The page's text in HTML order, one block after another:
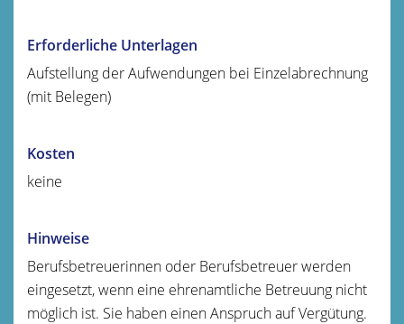
Erforderliche Unterlagen
Aufstellung der Aufwendungen bei Einzelabrechnung
(mit Belegen)
Kosten
keine
Hinweise
Berufsbetreuerinnen oder Berufsbetreuer werden
eingesetzt, wenn eine ehrenamtliche Betreuung nicht
möglich ist. Sie haben einen Anspruch auf Vergütung.